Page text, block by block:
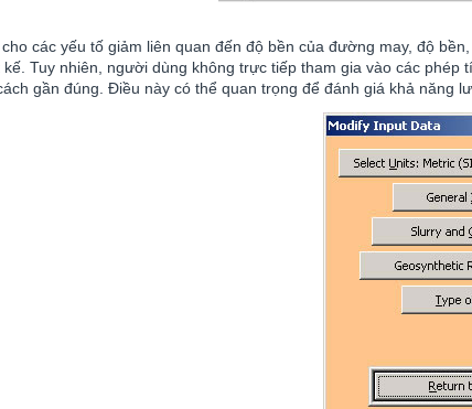
các yếu tố giảm liên quan đến độ bền của đường may, độ
Tuy nhiên, người dùng không trực tiếp tham gia vào các
gần đúng. Điều này có thể quan trọng để đánh giá khả năng